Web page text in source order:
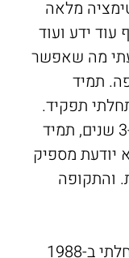
מלאה
ידע ועוד
מה שאפשר
תמיד
תפקיד.
וגם אם עשיתי תפקיד של 3-4 שנים, תמיד
יודעת מספיק
והתקופה
עדי: כמעט 25. מגיל 18, התחלתי ב-1988